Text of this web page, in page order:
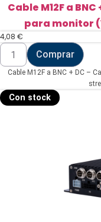
Cable M12F a
para monitor
4,08 €
Cable
M12F
a
BNC
DC
-
Comprar
Cable M12F a BNC + DC –
Con stock